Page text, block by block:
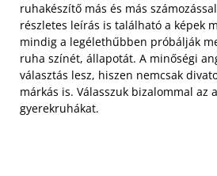
ruhakészítő más és más
részletes leírás is található a képek
mindig a legélethűbben próbálják
ruha színét, állapotát. A minőségi
választás lesz, hiszen nemcsak
márkás is. Válasszuk bizalommal az
gyerekruhákat.